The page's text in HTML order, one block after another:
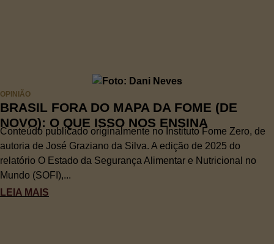
OPINIÃO
BRASIL FORA DO MAPA DA FOME (DE
NOVO): O QUE ISSO NOS ENSINA
Conteúdo publicado originalmente no Instituto Fome Zero, de
autoria de José Graziano da Silva. A edição de 2025 do
relatório O Estado da Segurança Alimentar e Nutricional no
Mundo (SOFI),...
LEIA MAIS